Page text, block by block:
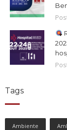
Tags
Ambiente